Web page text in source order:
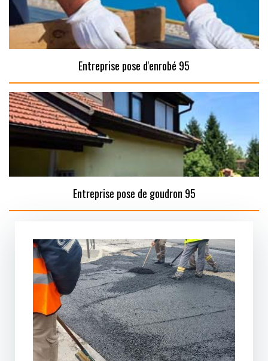
Entreprise pose d'enrobé 95
Entreprise pose de goudron 95